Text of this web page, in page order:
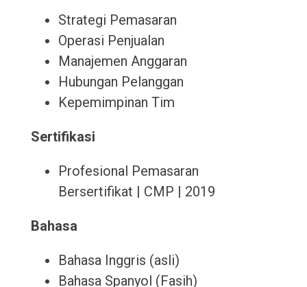
Strategi Pemasaran
Operasi Penjualan
Manajemen Anggaran
Hubungan Pelanggan
Kepemimpinan Tim
Sertifikasi
Profesional Pemasaran
Bersertifikat | CMP | 2019
Bahasa
Bahasa Inggris (asli)
Bahasa Spanyol (Fasih)